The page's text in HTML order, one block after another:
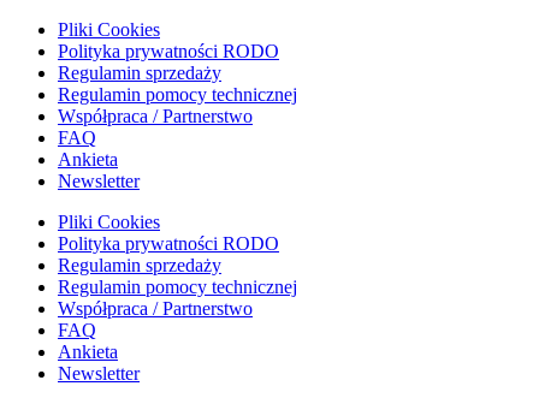
Pliki Cookies
Polityka prywatności RODO
Regulamin sprzedaży
Regulamin pomocy technicznej
Współpraca / Partnerstwo
FAQ
Ankieta
Newsletter
Pliki Cookies
Polityka prywatności RODO
Regulamin sprzedaży
Regulamin pomocy technicznej
Współpraca / Partnerstwo
FAQ
Ankieta
Newsletter